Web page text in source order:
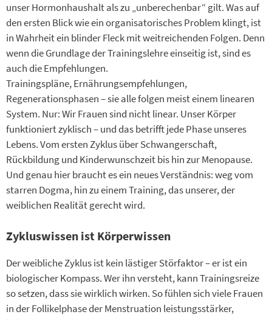
unser Hormonhaushalt als zu „unberechenbar“ gilt. Was auf
den ersten Blick wie ein organisatorisches Problem klingt, ist
in Wahrheit ein blinder Fleck mit weitreichenden Folgen. Denn
wenn die Grundlage der Trainingslehre einseitig ist, sind es
auch die Empfehlungen.
Trainingspläne, Ernährungsempfehlungen,
Regenerationsphasen – sie alle folgen meist einem linearen
System. Nur: Wir Frauen sind nicht linear. Unser Körper
funktioniert zyklisch – und das betrifft jede Phase unseres
Lebens. Vom ersten Zyklus über Schwangerschaft,
Rückbildung und Kinderwunschzeit bis hin zur Menopause.
Und genau hier braucht es ein neues Verständnis: weg vom
starren Dogma, hin zu einem Training, das unserer, der
weiblichen Realität gerecht wird.
Zykluswissen ist Körperwissen
Der weibliche Zyklus ist kein lästiger Störfaktor – er ist ein
biologischer Kompass. Wer ihn versteht, kann Trainingsreize
so setzen, dass sie wirklich wirken. So fühlen sich viele Frauen
in der Follikelphase der Menstruation leistungsstärker,